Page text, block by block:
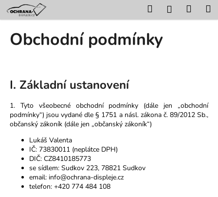
na
obsah
HledatPřihlášení
Obchodní podmínky
I. Základní ustanovení
1. Tyto všeobecné obchodní podmínky (dále jen „obchodní
podmínky“) jsou vydané dle § 1751 a násl. zákona č. 89/2012 Sb.,
občanský zákoník (dále jen „občanský zákoník“)
Lukáš Valenta
IČ: 73830011 (neplátce DPH)
DIČ: CZ8410185773
se sídlem: Sudkov 223, 78821 Sudkov
email: info@ochrana-displeje.cz
telefon: +420 774 484 108
o
p
o
t
ř
e